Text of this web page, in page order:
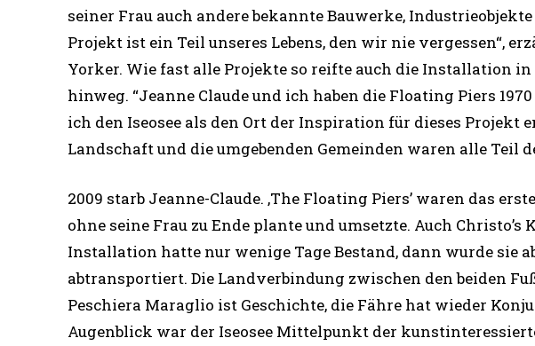
seiner Frau auch andere bekannte Bauwerke,
Projekt ist ein Teil unseres Lebens, den wir nie vergessen“,
Yorker. Wie fast alle Projekte so reifte auch die Installation
hinweg. “Jeanne Claude und ich haben die Floating Piers
ich den Iseosee als den Ort der Inspiration für dieses Projekt
Landschaft und die umgebenden Gemeinden waren alle Teil
2009 starb Jeanne-Claude. ‚The Floating Piers’ waren das
ohne seine Frau zu Ende plante und umsetzte. Auch
Installation hatte nur wenige Tage Bestand, dann wurde sie
abtransportiert. Die Landverbindung zwischen den beiden
Peschiera Maraglio ist Geschichte, die Fähre hat wieder
Augenblick war der Iseosee Mittelpunkt der